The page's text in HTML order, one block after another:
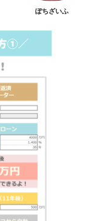
ぽちざいふ